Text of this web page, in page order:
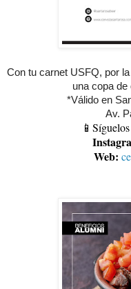
Con tu carnet USFQ, por
una copa
*Válido en
Av.
Web: